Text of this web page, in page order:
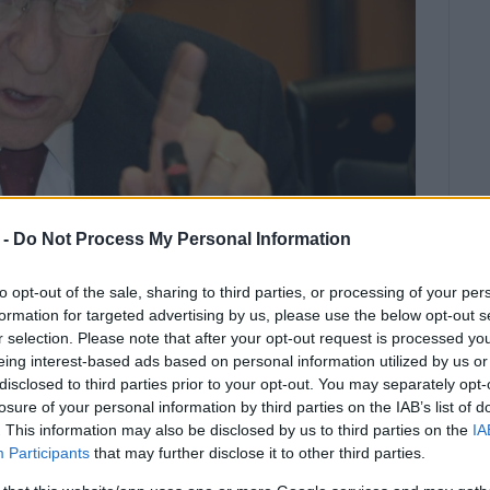
Do Not Process My Personal Information
opt-out of the sale, sharing to third parties, or processing of your
for targeted advertising by us, please use the below opt-out
selection. Please note that after your opt-out request is processed
interest-based ads based on personal information utilized by us
to third parties prior to your opt-out. You may separately
of your personal information by third parties on the IAB’s list of
This information may also be disclosed by us to third parties on the
Participants that may further disclose it to other third parties.
Νικηφόρος Μπαλατσινός
Σουφλιά.